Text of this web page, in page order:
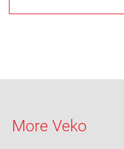
More Veko